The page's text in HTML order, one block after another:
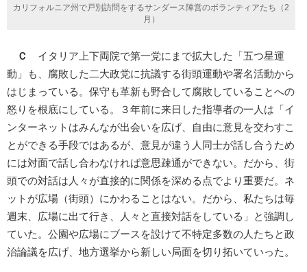
カリフォルニア州で戸別訪問をするサンダース陣営のボランティアたち（2
月）
Ｃ
イタリア上下両院で第一党にまで拡大した「五つ星運
動」も、腐敗した二大政党に抗議する街頭運動や署名活動から
はじまっている。保守も革新も野合して腐敗していることへの
怒りを根底にしている。３年前に来日した指導者の一人は「イ
ンターネットはみんなが出会いを広げ、自由に意見を交わすこ
とができる手段ではあるが、意見が違う人同士が話し合うため
には対面で話し合わなければ意思疎通ができない。だから、街
頭での対話は人々が直接的に関係を深める点でより重要だ。ネ
ットが広場（街頭）にかわることはない。だから、私たちは毎
週末、広場に出て行き、人々と直接対話をしている」と強調し
ていた。公園や広場にブースを設けて不特定多数の人たちと政
治論議を広げ、地方選挙から新しい局面を切り拓いていった。